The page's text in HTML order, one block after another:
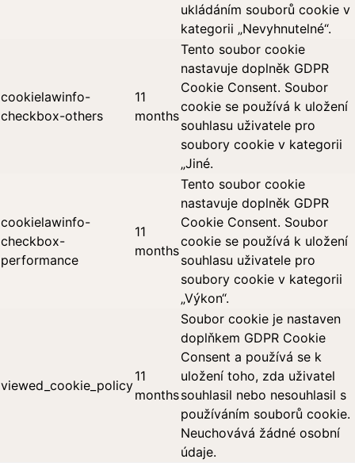
ukládáním souborů cookie v
kategorii „Nevyhnutelné“.
cookielawinfo-
checkbox-others
11
months
Tento soubor cookie
nastavuje doplněk GDPR
Cookie Consent. Soubor
cookie se používá k uložení
souhlasu uživatele pro
soubory cookie v kategorii
„Jiné.
cookielawinfo-
checkbox-
performance
11
months
Tento soubor cookie
nastavuje doplněk GDPR
Cookie Consent. Soubor
cookie se používá k uložení
souhlasu uživatele pro
soubory cookie v kategorii
„Výkon“.
viewed_cookie_policy
11
months
Soubor cookie je nastaven
doplňkem GDPR Cookie
Consent a používá se k
uložení toho, zda uživatel
souhlasil nebo nesouhlasil s
používáním souborů cookie.
Neuchovává žádné osobní
údaje.